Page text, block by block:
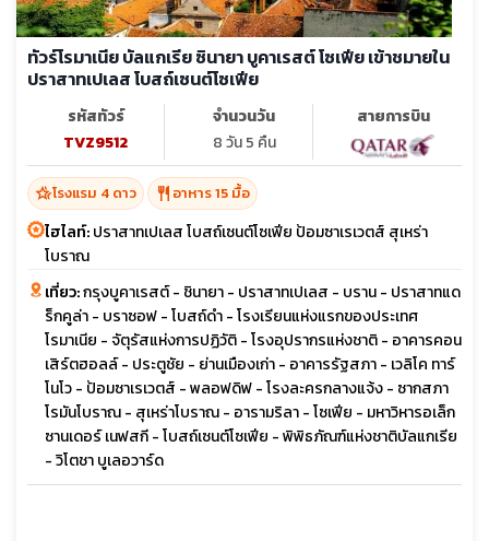
ทัวร์โรมาเนีย บัลแกเรีย ซินายา บูคาเรสต์ โซเฟีย เข้าชมายใน
ปราสาทเปเลส โบสถ์เซนต์โซเฟีย
รหัสทัวร์
TVZ9512
จำนวนวัน
8 วัน 5 คืน
สายการบิน
hotel_classโรงแรม 4 ดาว restaurant อาหาร 15 มื้อ
ไฮไลท์:ปราสาทเปเลส โบสถ์เซนต์โซเฟีย ป้อมซาเรเวตส์ สุเหร่า
โบราณ
เที่ยว:กรุงบูคาเรสต์ - ชินายา - ปราสาทเปเลส - บราน - ปราสาทแด
ร็กคูล่า - บราซอฟ - โบสถ์ดำ - โรงเรียนแห่งแรกของประเทศ
โรมาเนีย - จัตุรัสแห่งการปฏิวัติ - โรงอุปรากรแห่งชาติ - อาคารคอน
เสิร์ตฮอลล์ - ประตูชัย - ย่านเมืองเก่า - อาคารรัฐสภา - เวลิโค ทาร์
โนโว - ป้อมซาเรเวตส์ - พลอฟดิฟ - โรงละครกลางแจ้ง - ซากสภา
โรมันโบราณ - สุเหร่าโบราณ - อารามริลา - โซเฟีย - มหาวิหารอเล็ก
ซานเดอร์ เนฟสกี - โบสถ์เซนต์โซเฟีย - พิพิธภัณฑ์แห่งชาติบัลแกเรีย
- วิโตชา บูเลอวาร์ด